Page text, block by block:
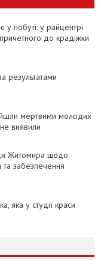
побуті: у райцентрі
до крадіжки
результатами
мертвими молодих
виявили
Житомира щодо
забезпечення
яка у студії краси